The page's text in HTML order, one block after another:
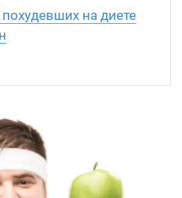
на диете